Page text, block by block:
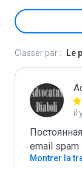
Classer par : Le
il
email spam
Montrer la